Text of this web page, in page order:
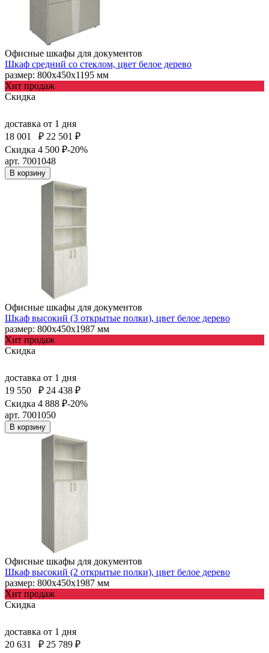
Офисные шкафы для документов
Шкаф средний со стеклом, цвет белое дерево
размер: 800х450х1195 мм
Хит продаж
Скидка
доставка от 1 дня
18 001
₽ 22 501 ₽
Скидка 4 500 ₽-20%
арт. 7001048
В корзину
Офисные шкафы для документов
Шкаф высокий (3 открытые полки), цвет белое дерево
размер: 800х450х1987 мм
Хит продаж
Скидка
доставка от 1 дня
19 550
₽ 24 438 ₽
Скидка 4 888 ₽-20%
арт. 7001050
В корзину
Офисные шкафы для документов
Шкаф высокий (2 открытые полки), цвет белое дерево
размер: 800х450х1987 мм
Хит продаж
Скидка
доставка от 1 дня
20 631
₽ 25 789 ₽